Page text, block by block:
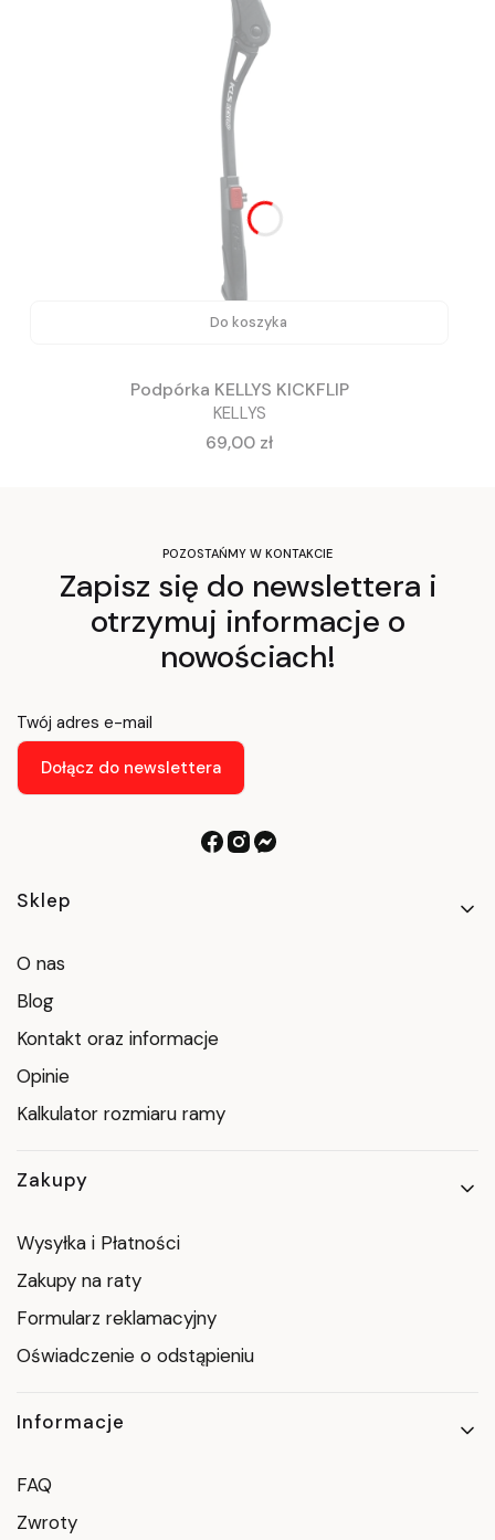
Do koszyka
Podpórka KELLYS KICKFLIP
KELLYS
Cena
69,00 zł
POZOSTAŃMY W KONTAKCIE
Zapisz się do newslettera i
otrzymuj informacje o
nowościach!
Twój adres e-mail
Dołącz do newslettera
Linki w stopce
Sklep
O nas
Blog
Kontakt oraz informacje
Opinie
Kalkulator rozmiaru ramy
Zakupy
Wysyłka i Płatności
Zakupy na raty
Formularz reklamacyjny
Oświadczenie o odstąpieniu
Informacje
FAQ
Zwroty